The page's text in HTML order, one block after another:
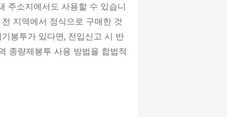
주소지에서도 사용할 수 있습니
지역에서 정식으로 구매한 것
봉투가 있다면, 전입신고 시 반
종량제봉투 사용 방법을 합법적